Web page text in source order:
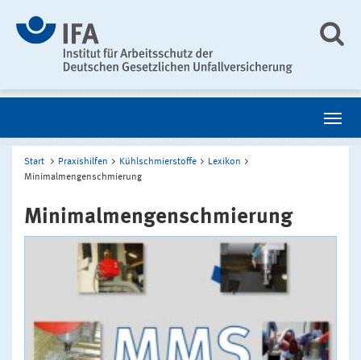
Start Praxishilfen Kühlschmierstoffe
Lexikon
Minimalmengenschmierung
Minimalmengenschmierung